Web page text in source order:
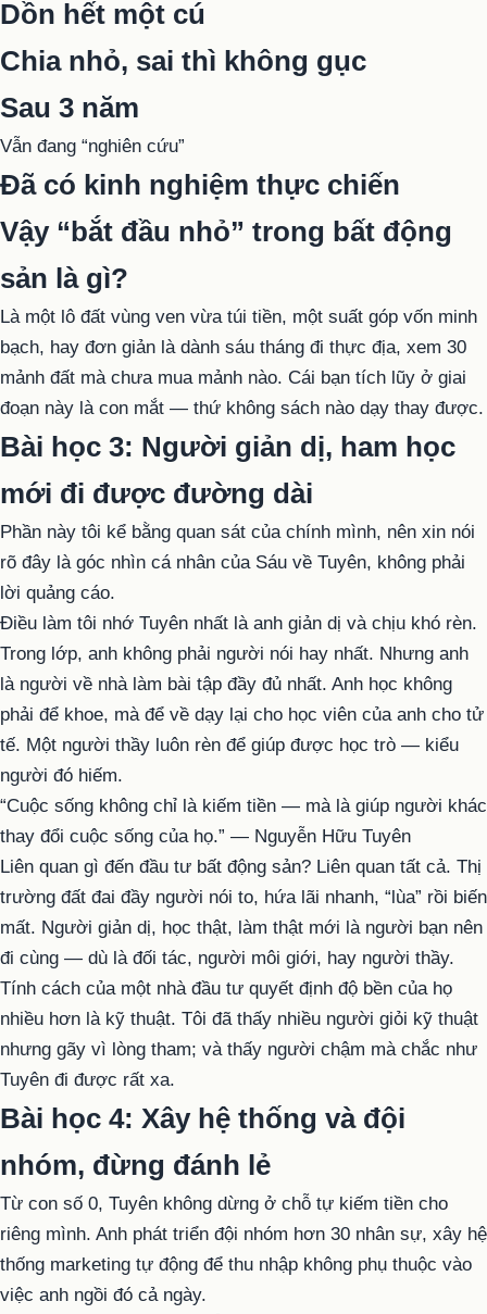
Dồn hết một cú
Chia nhỏ, sai thì không gục
Sau 3 năm
Vẫn đang “nghiên cứu”
Đã có kinh nghiệm thực chiến
Vậy “bắt đầu nhỏ” trong bất động
sản là gì?
Là một lô đất vùng ven vừa túi tiền, một suất góp vốn minh
bạch, hay đơn giản là dành sáu tháng đi thực địa, xem 30
mảnh đất mà chưa mua mảnh nào. Cái bạn tích lũy ở giai
đoạn này là con mắt — thứ không sách nào dạy thay được.
Bài học 3: Người giản dị, ham học
mới đi được đường dài
Phần này tôi kể bằng quan sát của chính mình, nên xin nói
rõ đây là góc nhìn cá nhân của Sáu về Tuyên, không phải
lời quảng cáo.
Điều làm tôi nhớ Tuyên nhất là anh giản dị và chịu khó rèn.
Trong lớp, anh không phải người nói hay nhất. Nhưng anh
là người về nhà làm bài tập đầy đủ nhất. Anh học không
phải để khoe, mà để về dạy lại cho học viên của anh cho tử
tế. Một người thầy luôn rèn để giúp được học trò — kiểu
người đó hiếm.
“Cuộc sống không chỉ là kiếm tiền — mà là giúp người khác
thay đổi cuộc sống của họ.” — Nguyễn Hữu Tuyên
Liên quan gì đến đầu tư bất động sản? Liên quan tất cả. Thị
trường đất đai đầy người nói to, hứa lãi nhanh, “lùa” rồi biến
mất. Người giản dị, học thật, làm thật mới là người bạn nên
đi cùng — dù là đối tác, người môi giới, hay người thầy.
Tính cách của một nhà đầu tư quyết định độ bền của họ
nhiều hơn là kỹ thuật. Tôi đã thấy nhiều người giỏi kỹ thuật
nhưng gãy vì lòng tham; và thấy người chậm mà chắc như
Tuyên đi được rất xa.
Bài học 4: Xây hệ thống và đội
nhóm, đừng đánh lẻ
Từ con số 0, Tuyên không dừng ở chỗ tự kiếm tiền cho
riêng mình. Anh phát triển đội nhóm hơn 30 nhân sự, xây hệ
thống marketing tự động để thu nhập không phụ thuộc vào
việc anh ngồi đó cả ngày.